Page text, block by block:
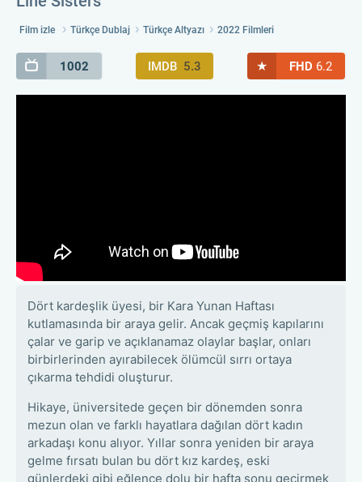
Film izle Türkçe Dublaj Türkçe Altyazı 2022 Filmleri
1002 IMDB 5.3 ★ FHD 6.2
Dört kardeşlik üyesi, bir Kara Yunan Haftası
kutlamasında bir araya gelir. Ancak geçmiş kapılarını
çalar ve garip ve açıklanamaz olaylar başlar, onları
birbirlerinden ayırabilecek ölümcül sırrı ortaya
çıkarma tehdidi oluşturur.
Hikaye, üniversitede geçen bir dönemden sonra
mezun olan ve farklı hayatlara dağılan dört kadın
arkadaşı konu alıyor. Yıllar sonra yeniden bir araya
gelme fırsatı bulan bu dört kız kardeş, eski
günlerdeki gibi eğlence dolu bir hafta sonu geçirmek